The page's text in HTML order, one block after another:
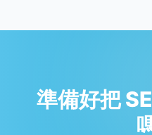
準備好把